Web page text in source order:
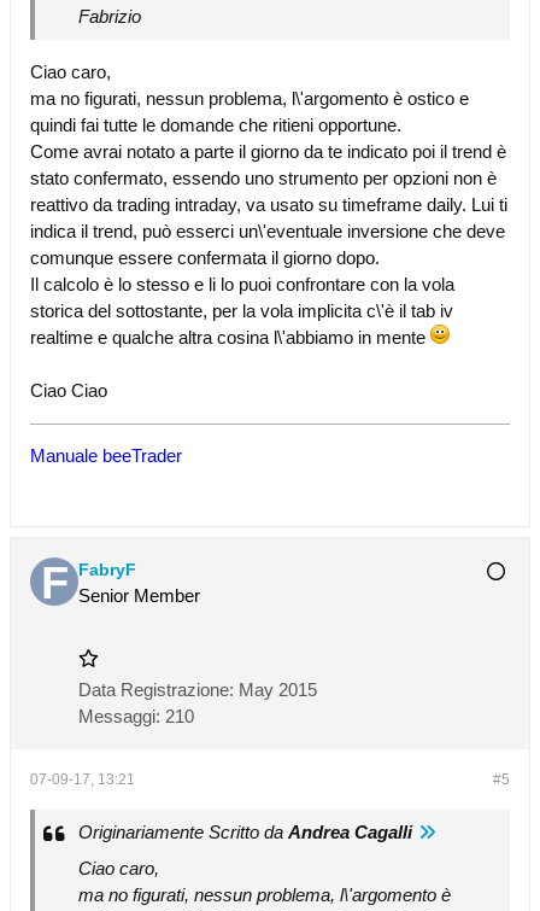
Fabrizio
Ciao caro,
ma no figurati, nessun problema, l\'argomento è ostico e
quindi fai tutte le domande che ritieni opportune.
Come avrai notato a parte il giorno da te indicato poi il trend è
stato confermato, essendo uno strumento per opzioni non è
reattivo da trading intraday, va usato su timeframe daily. Lui ti
indica il trend, può esserci un\'eventuale inversione che deve
comunque essere confermata il giorno dopo.
Il calcolo è lo stesso e li lo puoi confrontare con la vola
storica del sottostante, per la vola implicita c\'è il tab iv
realtime e qualche altra cosina l\'abbiamo in mente
Ciao Ciao
Manuale beeTrader
FabryF
Senior Member
Data Registrazione: May 2015
Messaggi: 210
#5
07-09-17, 13:21
Originariamente Scritto da Andrea Cagalli
Ciao caro,
ma no figurati, nessun problema, l\'argomento è